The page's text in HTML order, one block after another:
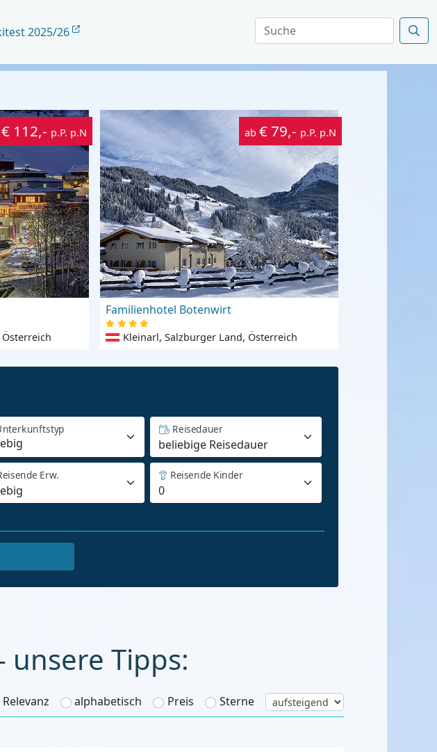
2025/26
€ 112,- p.P. p.N ab € 79,- p.P. p.N
Familienhotel Botenwirt
Kleinarl, Salzburger Land, Österreich
Reisedauer
Erw. Reisende Kinder
Relevanz alphabetisch Preis Sterne